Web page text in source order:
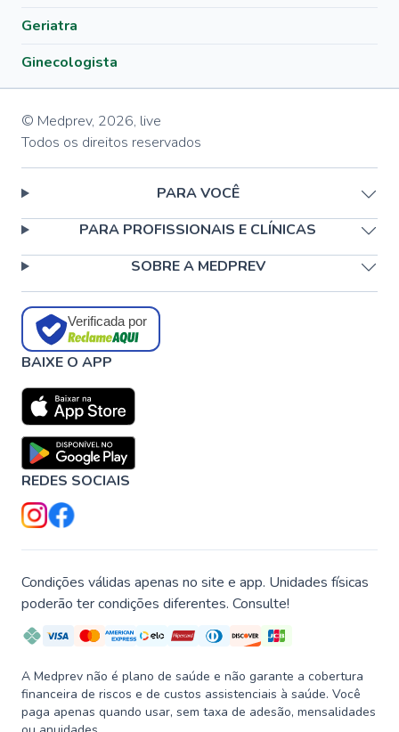
Geriatra
Ginecologista
© Medprev, 2026, live
Todos os direitos reservados
PARA VOCÊ
PARA PROFISSIONAIS E CLÍNICAS
SOBRE A MEDPREV
Verificada por
BAIXE O APP
REDES SOCIAIS
Condições válidas apenas no site e app. Unidades físicas
poderão ter condições diferentes. Consulte!
A Medprev não é plano de saúde e não garante a cobertura
financeira de riscos e de custos assistenciais à saúde. Você
paga apenas quando usar, sem taxa de adesão, mensalidades